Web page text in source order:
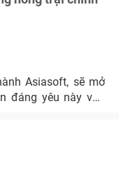
Asiasoft, sẽ mở
đáng yêu này vào